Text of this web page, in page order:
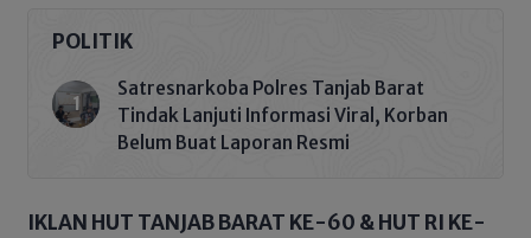
POLITIK
Satresnarkoba Polres Tanjab Barat
Tindak Lanjuti Informasi Viral, Korban
Belum Buat Laporan Resmi
IKLAN HUT TANJAB BARAT KE-60 & HUT RI KE-